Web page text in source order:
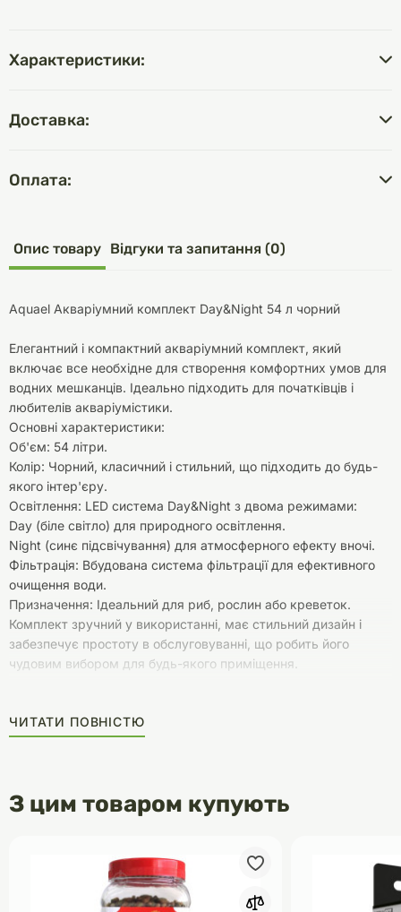
Характеристики:
Доставка:
Оплата:
Опис товару Відгуки та запитання (0)
Aquael Акваріумний комплект Day&Night 54 л чорний
Елегантний і компактний акваріумний комплект, який
включає все необхідне для створення комфортних умов для
водних мешканців. Ідеально підходить для початківців і
любителів акваріумістики.
Основні характеристики:
Об'єм: 54 літри.
Колір: Чорний, класичний і стильний, що підходить до будь-
якого інтер'єру.
Освітлення: LED система Day&Night з двома режимами:
Day (біле світло) для природного освітлення.
Night (синє підсвічування) для атмосферного ефекту вночі.
Фільтрація: Вбудована система фільтрації для ефективного
очищення води.
Призначення: Ідеальний для риб, рослин або креветок.
Комплект зручний у використанні, має стильний дизайн і
забезпечує простоту в обслуговуванні, що робить його
чудовим вибором для будь-якого приміщення.
ЧИТАТИ ПОВНІСТЮ
З цим товаром купують